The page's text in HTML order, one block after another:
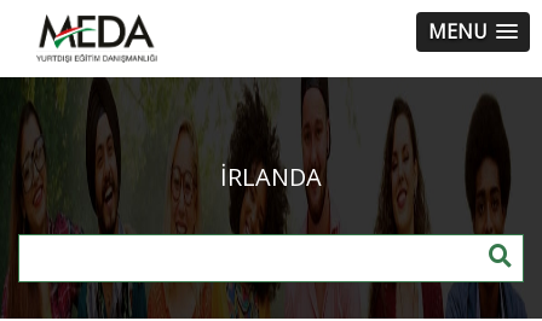
MENU
İRLANDA